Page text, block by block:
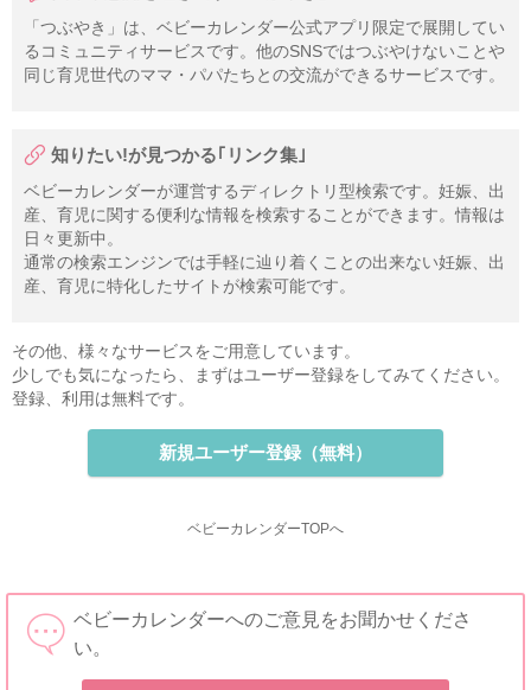
「つぶやき」は、ベビーカレンダー公式アプリ限定で展開してい
るコミュニティサービスです。他のSNSではつぶやけないことや
同じ育児世代のママ・パパたちとの交流ができるサービスです。
知りたい!が見つかる｢リンク集｣
ベビーカレンダーが運営するディレクトリ型検索です。妊娠、出
産、育児に関する便利な情報を検索することができます。情報は
日々更新中。
通常の検索エンジンでは手軽に辿り着くことの出来ない妊娠、出
産、育児に特化したサイトが検索可能です。
その他、様々なサービスをご用意しています。
少しでも気になったら、まずはユーザー登録をしてみてください。
登録、利用は無料です。
新規ユーザー登録（無料）
ベビーカレンダーTOPへ
ベビーカレンダーへのご意見をお聞かせくださ
い。